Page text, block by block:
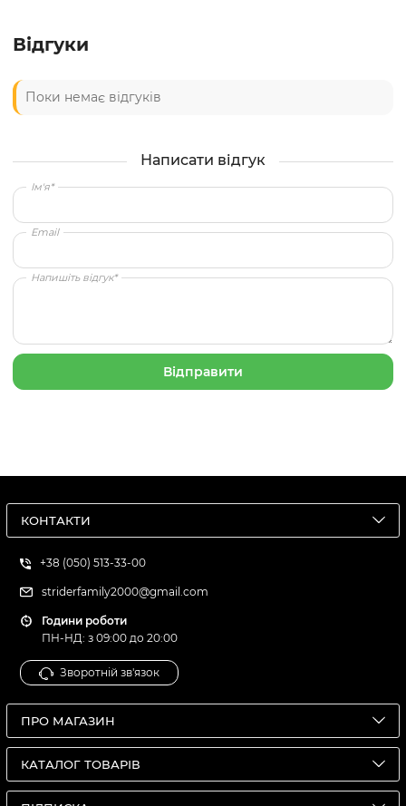
Відгуки
Поки немає відгуків
Написати відгук
Ім'я*
Email
Напишіть відгук*
КОНТАКТИ
+38 (050) 513-33-00
striderfamily2000@gmail.com
Години роботи
ПН-НД: з 09:00 до 20:00
Зворотній зв'язок
ПРО МАГАЗИН
КАТАЛОГ ТОВАРІВ